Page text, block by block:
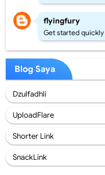
flyingfury
Get started
Blog Saya
Dzulfadhli
UploadFlare
Shorter Link
SnackLink